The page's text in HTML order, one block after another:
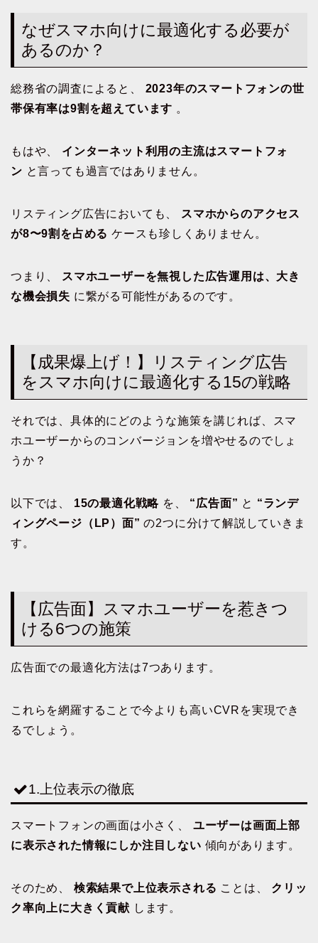
なぜスマホ向けに最適化する必要が
あるのか？
総務省の調査によると、 2023年のスマートフォンの世
帯保有率は9割を超えています 。
もはや、 インターネット利用の主流はスマートフォ
ン と言っても過言ではありません。
リスティング広告においても、
スマホからのアクセス
が8〜9割を占める ケースも珍しくありません。
つまり、
スマホユーザーを無視した広告運用は、大き
な機会損失 に繋がる可能性があるのです。
【成果爆上げ！】リスティング広告
をスマホ向けに最適化する15の戦略
それでは、具体的にどのような施策を講じれば、スマ
ホユーザーからのコンバージョンを増やせるのでしょ
うか？
以下では、 15の最適化戦略 を、 “広告面” と “ランデ
ィングページ（LP）面” の2つに分けて解説していきま
す。
【広告面】スマホユーザーを惹きつ
ける6つの施策
広告面での最適化方法は7つあります。
これらを網羅することで今よりも高いCVRを実現でき
るでしょう。
1.上位表示の徹底
スマートフォンの画面は小さく、 ユーザーは画面上部
に表示された情報にしか注目しない 傾向があります。
そのため、 検索結果で上位表示される ことは、 クリッ
ク率向上に大きく貢献 します。